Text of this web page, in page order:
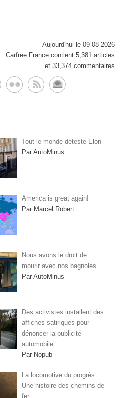
Aujourd'hui le 09-08-2026
Carfree France contient 5,381 articles
et 33,374 commentaires
Tout le monde déteste Elon
Par AutoMinus
America is great again!
Par Marcel Robert
Nous avons le droit de
mourir avec nos bagnoles
Par AutoMinus
Des activistes installent des
affiches satiriques pour
dénoncer la publicité
automobile
Par Nopub
La locomotive du progrès :
Une histoire des chemins de
fer